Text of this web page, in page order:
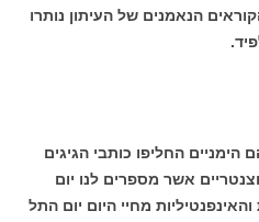
הנאמנים של העיתון נותרו
החליפו כותבי הגיגים
אשר מספרים לנו יום
מחיי היום יום התל